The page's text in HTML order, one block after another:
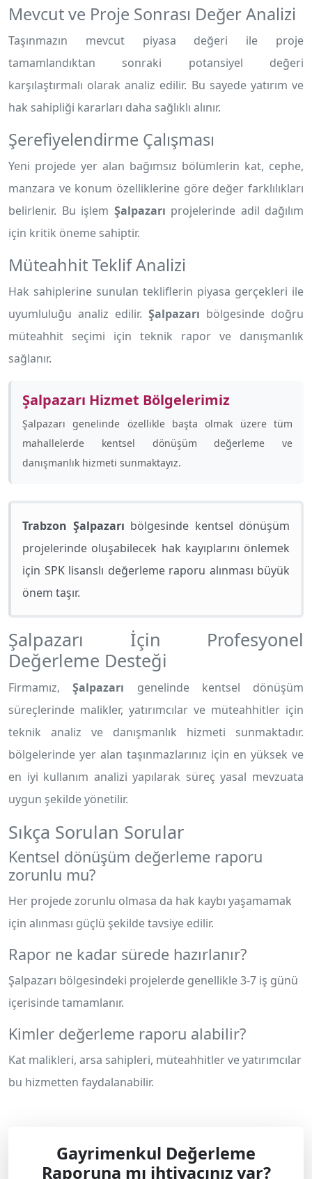
Mevcut ve Proje Sonrası Değer Analizi
Taşınmazın mevcut piyasa değeri ile proje
tamamlandıktan sonraki potansiyel değeri
karşılaştırmalı olarak analiz edilir. Bu sayede yatırım ve
hak sahipliği kararları daha sağlıklı alınır.
Şerefiyelendirme Çalışması
Yeni projede yer alan bağımsız bölümlerin kat, cephe,
manzara ve konum özelliklerine göre değer farklılıkları
belirlenir. Bu işlem Şalpazarı projelerinde adil dağılım
için kritik öneme sahiptir.
Müteahhit Teklif Analizi
Hak sahiplerine sunulan tekliflerin piyasa gerçekleri ile
uyumluluğu analiz edilir. Şalpazarı bölgesinde doğru
müteahhit seçimi için teknik rapor ve danışmanlık
sağlanır.
Şalpazarı Hizmet Bölgelerimiz
Şalpazarı genelinde özellikle başta olmak üzere tüm
mahallelerde kentsel dönüşüm değerleme ve
danışmanlık hizmeti sunmaktayız.
Trabzon Şalpazarı bölgesinde kentsel dönüşüm
projelerinde oluşabilecek hak kayıplarını önlemek
için SPK lisanslı değerleme raporu alınması büyük
önem taşır.
Şalpazarı İçin Profesyonel
Değerleme Desteği
Firmamız,Şalpazarı genelinde kentsel dönüşüm
süreçlerinde malikler, yatırımcılar ve müteahhitler için
teknik analiz ve danışmanlık hizmeti sunmaktadır.
bölgelerinde yer alan taşınmazlarınız için en yüksek ve
en iyi kullanım analizi yapılarak süreç yasal mevzuata
uygun şekilde yönetilir.
Sıkça Sorulan Sorular
Kentsel dönüşüm değerleme raporu
zorunlu mu?
Her projede zorunlu olmasa da hak kaybı yaşamamak
için alınması güçlü şekilde tavsiye edilir.
Rapor ne kadar sürede hazırlanır?
Şalpazarı bölgesindeki projelerde genellikle 3-7 iş günü
içerisinde tamamlanır.
Kimler değerleme raporu alabilir?
Kat malikleri, arsa sahipleri, müteahhitler ve yatırımcılar
bu hizmetten faydalanabilir.
Gayrimenkul Değerleme
Raporuna mı ihtiyacınız var?